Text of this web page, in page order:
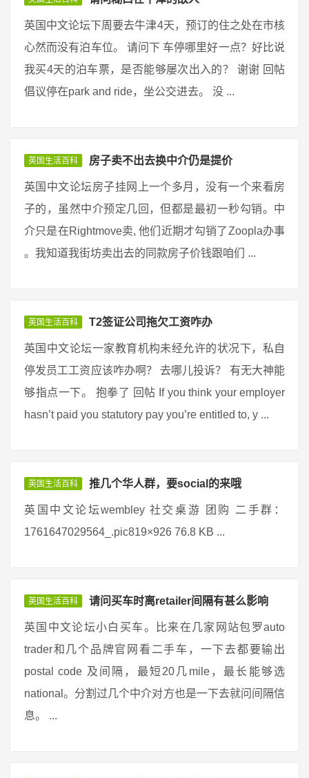
英国中文论坛下周要去牛津4天，预订的住之处在市核
心然而没有泊车位。 请问下 车停哪里好一点？好比说
我买4天的泊车票，是否能够屡次出入的？ 谢谢 回帖
倡议停在park and ride，坐公交进去。 没 ...
英国生活百科 房子卖不出去换中介仍是提价
英国中文论坛房子挂网上一个多月，没有一个来看房
子的，虽然中介预定几回，但都是最初一秒勾销。中
介只是在Rightmove卖, 他们近期才勾销了Zoopla办事
。我知道我街坊卖出去的同款房子价钱跟咱们 ...
英国生活百科 T2签证公司拖欠工资咋办
英国中文论坛一家教育机构未经允许的状况下，私自
停发员工工资应该咋办啊？ 去哪儿投诉？ 有无大神能
够指点一下。 抱拳了 回帖 If you think your employer
hasn’t paid you statutory pay you’re entitled to, y ...
英国生活百科 推几个华人群，要social的来哦
英国中文论坛wembley 社交桌游 团购 二手群：
1761647029564_.pic819×926 76.8 KB ...
英国生活百科 请问买车时离retailer间隔有甚么影响
英国中文论坛小白买车。比来在几家网站包罗auto
trader和几个品牌官网看二手车，一下去都要输出
postal code 及间隔，最短20几mile，最长能够选
national。分割过几个中介对方也是一下去就问间隔信
息。 ...